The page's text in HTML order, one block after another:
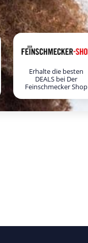
Erhalte die besten
DEALS bei Der
Feinschmecker Shop